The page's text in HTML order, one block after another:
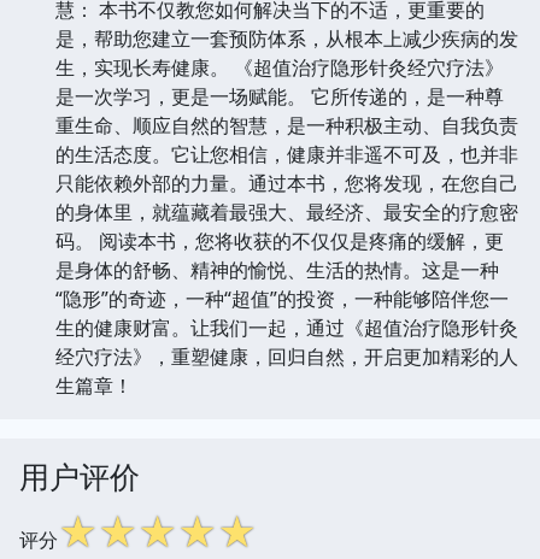
慧： 本书不仅教您如何解决当下的不适，更重要的
是，帮助您建立一套预防体系，从根本上减少疾病的发
生，实现长寿健康。 《超值治疗隐形针灸经穴疗法》
是一次学习，更是一场赋能。 它所传递的，是一种尊
重生命、顺应自然的智慧，是一种积极主动、自我负责
的生活态度。它让您相信，健康并非遥不可及，也并非
只能依赖外部的力量。通过本书，您将发现，在您自己
的身体里，就蕴藏着最强大、最经济、最安全的疗愈密
码。 阅读本书，您将收获的不仅仅是疼痛的缓解，更
是身体的舒畅、精神的愉悦、生活的热情。这是一种
“隐形”的奇迹，一种“超值”的投资，一种能够陪伴您一
生的健康财富。让我们一起，通过《超值治疗隐形针灸
经穴疗法》，重塑健康，回归自然，开启更加精彩的人
生篇章！
用户评价
评分☆☆☆☆☆